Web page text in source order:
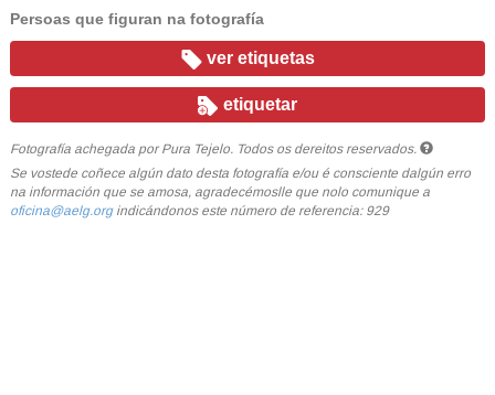
Persoas que figuran na fotografía
ver etiquetas
etiquetar
Fotografía achegada por Pura Tejelo. Todos os dereitos reservados.
Se vostede coñece algún dato desta fotografía e/ou é consciente dalgún erro
na información que se amosa, agradecémoslle que nolo comunique a
oficina@aelg.orgindicándonos este número de referencia: 929